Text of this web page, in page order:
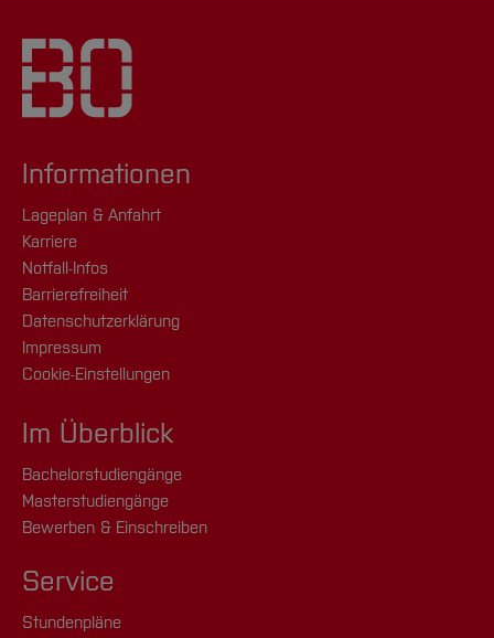
Informationen
Lageplan & Anfahrt
Karriere
Notfall-Infos
Barrierefreiheit
Datenschutzerklärung
Impressum
Cookie-Einstellungen
Im Überblick
Bachelorstudiengänge
Masterstudiengänge
Bewerben & Einschreiben
Service
Stundenpläne